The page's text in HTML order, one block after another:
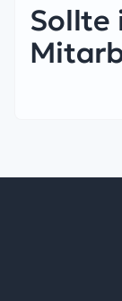
Sollte